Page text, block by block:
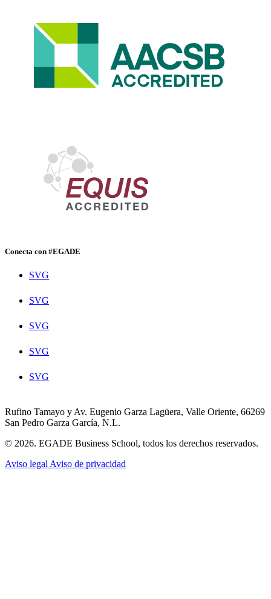
Conecta con #EGADE
SVG
SVG
SVG
SVG
SVG
Rufino Tamayo y Av. Eugenio Garza Lagüera, Valle Oriente, 66269
San Pedro Garza García, N.L.
© 2026. EGADE Business School, todos los derechos reservados.
Aviso legal Aviso de privacidad